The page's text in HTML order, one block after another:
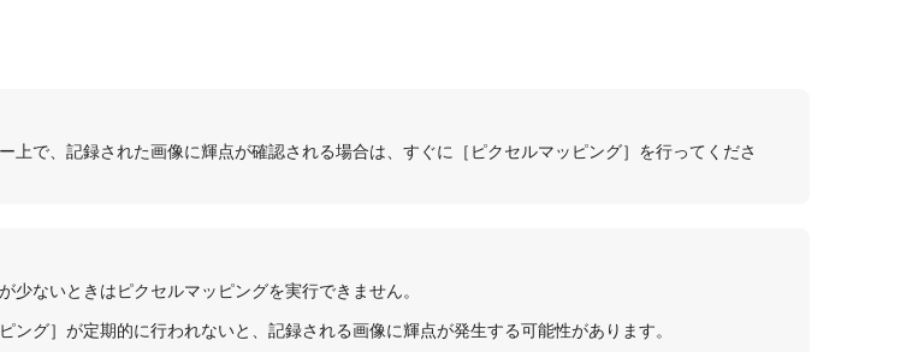
上で、記録された画像に輝点が確認される場合は、すぐに ［ピクセルマッピング］ を行ってくださ
少ないときはピクセルマッピングを実行できません。
ング］ が定期的に行われないと、記録される画像に輝点が発生する可能性があります。